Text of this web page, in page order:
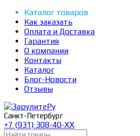
Каталог товаров
Как заказать
Оплата и Доставка
Гарантия
О компании
Контакты
Каталог
Блог-Новости
Отзывы
Санкт-Петербург
+7 (931) 308-40-ХХ